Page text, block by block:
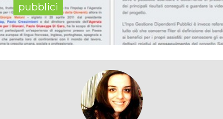
pubblici